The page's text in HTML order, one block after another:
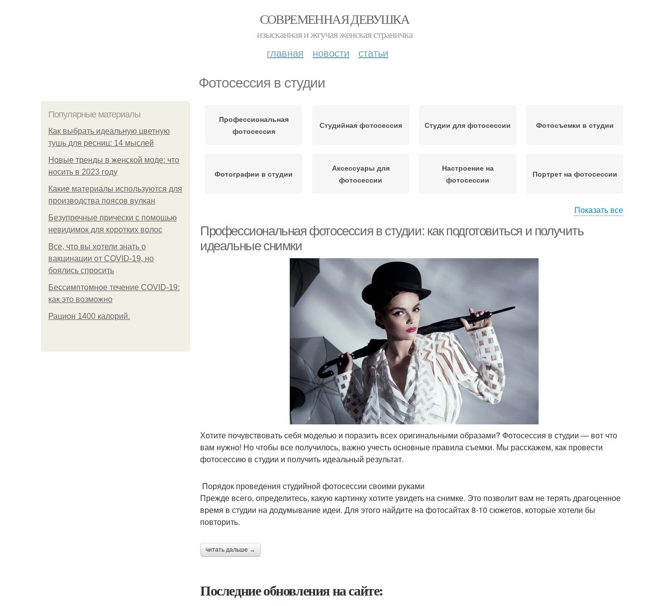
СОВРЕМЕННАЯ ДЕВУШКА
изысканная и жгучая женская страничка
главная новости статьи
Фотосессия в студии
Популярные материалы
Как выбрать идеальную цветную
тушь для ресниц: 14 мыслей
Новые тренды в женской моде: что
носить в 2023 году
Какие материалы используются для
производства поясов вулкан
Безупречные прически с помощью
невидимок для коротких волос
Все, что вы хотели знать о
вакцинации от COVID-19, но
боялись спросить
Бессимптомное течение COVID-19:
как это возможно
Рацион 1400 калорий.
Профессиональная
фотосессия
Студийная фотосессия Студии для фотосессии Фотосъемки в студии
Фотографии в студии
Аксессуары для
фотосессии
Настроение на
фотосессии
Портрет на фотосессии
Показать все
Профессиональная фотосессия в студии: как подготовиться и получить
идеальные снимки
Хотите почувствовать себя моделью и поразить всех оригинальными образами? Фотосессия в студии — вот что
вам нужно! Но чтобы все получилось, важно учесть основные правила съемки. Мы расскажем, как провести
фотосессию в студии и получить идеальный результат.
Порядок проведения студийной фотосессии своими руками
Прежде всего, определитесь, какую картинку хотите увидеть на снимке. Это позволит вам не терять драгоценное
время в студии на додумывание идеи. Для этого найдите на фотосайтах 8-10 сюжетов, которые хотели бы
повторить.
читать дальше →
Последние обновления на сайте: